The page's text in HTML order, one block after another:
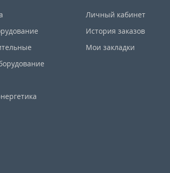
Личный кабинет
История заказов
Мои закладки